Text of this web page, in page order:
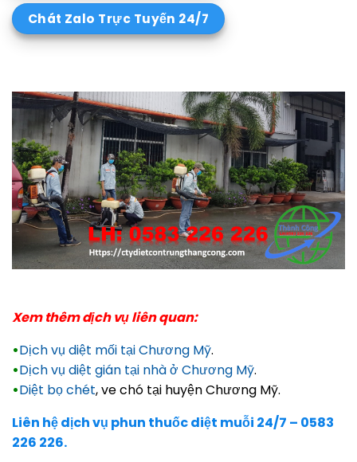
Chát Zalo Trực Tuyến 24/7
Xem thêm dịch vụ liên quan:
•Dịch vụ diệt mối tại Chương Mỹ.
•Dịch vụ diệt gián tại nhà ở Chương Mỹ.
•Diệt bọ chét, ve chó tại huyện Chương Mỹ.
Liên hệ dịch vụ phun thuốc diệt muỗi 24/7 – 0583
226 226.